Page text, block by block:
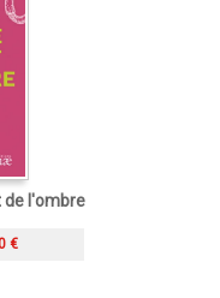
de l'ombre
€